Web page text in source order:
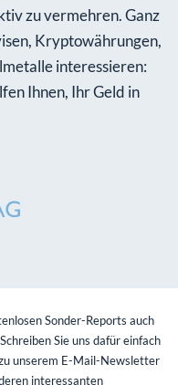
zu vermehren. Ganz
Kryptowährungen,
interessieren:
Ihnen, Ihr Geld in
Sonder-Reports auch
Sie uns dafür einfach
unserem E-Mail-Newsletter
interessanten